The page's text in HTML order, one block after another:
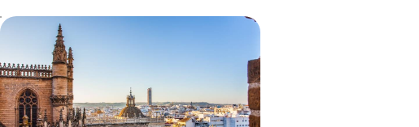
Tête-à-tête à Séville - Dans la légende
de l'Alfonso XIII
La douceur d'un long week-end dans la capitale
andalouse, un hôtel de légende pour pied-à-terre